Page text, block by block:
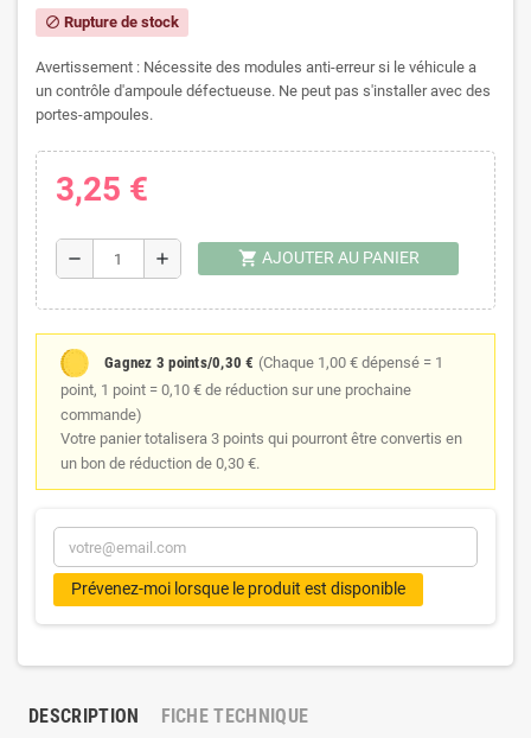
block Rupture de stock
Avertissement : Nécessite des modules anti-erreur si le véhicule a
un contrôle d'ampoule défectueuse. Ne peut pas s'installer avec des
portes-ampoules.
3,25 €
remove add shopping_cart AJOUTER AU PANIER
Gagnez 3 points/0,30 € (Chaque 1,00 € dépensé = 1
point, 1 point = 0,10 € de réduction sur une prochaine
commande)
Votre panier totalisera 3 points qui pourront être convertis en
un bon de réduction de 0,30 €.
Prévenez-moi lorsque le produit est disponible
DESCRIPTION FICHE TECHNIQUE